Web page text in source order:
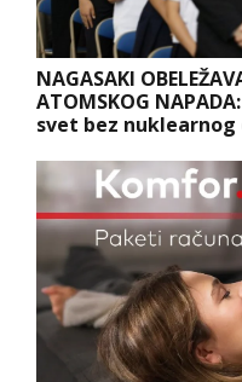
NAGASAKI
ATOMSKOG
svet bez nuklearnog